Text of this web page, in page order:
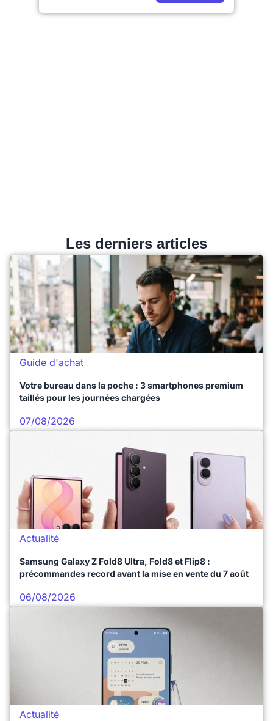
Les derniers articles
Guide d'achat
Votre bureau dans la poche : 3 smartphones premium
taillés pour les journées chargées
07/08/2026
Actualité
Samsung Galaxy Z Fold8 Ultra, Fold8 et Flip8 :
précommandes record avant la mise en vente du 7 août
06/08/2026
Actualité